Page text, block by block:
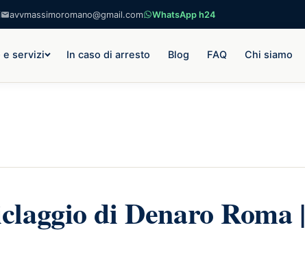
avvmassimoromano@gmail.com WhatsApp h24
e servizi In caso di arresto Blog FAQ Chi siamo
di Denaro Roma |